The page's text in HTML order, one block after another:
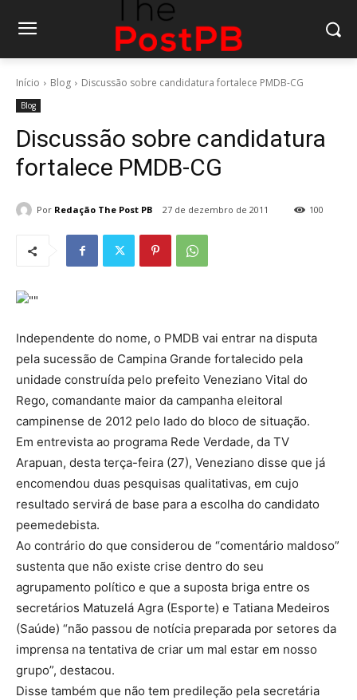
Início Blog Discussão sobre candidatura fortalece PMDB-CG
Blog
Discussão sobre candidatura
fortalece PMDB-CG
Por Redação The Post PB 27 de dezembro de 2011 100
Independente do nome, o PMDB vai entrar na disputa
pela sucessão de Campina Grande fortalecido pela
unidade construída pelo prefeito Veneziano Vital do
Rego, comandante maior da campanha eleitoral
campinense de 2012 pelo lado do bloco de situação.
Em entrevista ao programa Rede Verdade, da TV
Arapuan, desta terça-feira (27), Veneziano disse que já
encomendou duas pesquisas qualitativas, em cujo
resultado servirá de base para a escolha do candidato
peemedebista.
Ao contrário do que considerou de “comentário maldoso”
sustenta que não existe crise dentro do seu
agrupamento político e que a suposta briga entre os
secretários Matuzelá Agra (Esporte) e Tatiana Medeiros
(Saúde) “não passou de notícia preparada por setores da
imprensa na tentativa de criar um mal estar em nosso
grupo”, destacou.
Disse também que não tem predileção pela secretária